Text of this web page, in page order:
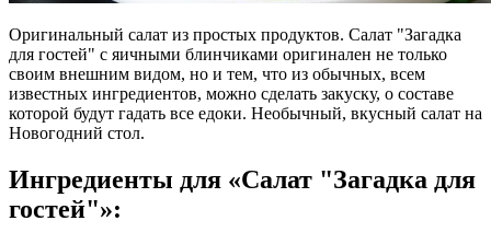
Оригинальный салат из простых продуктов. Салат "Загадка
для гостей" с яичными блинчиками оригинален не только
своим внешним видом, но и тем, что из обычных, всем
известных ингредиентов, можно сделать закуску, о составе
которой будут гадать все едоки. Необычный, вкусный салат на
Новогодний стол.
Ингредиенты для «Салат "Загадка для
гостей"»: